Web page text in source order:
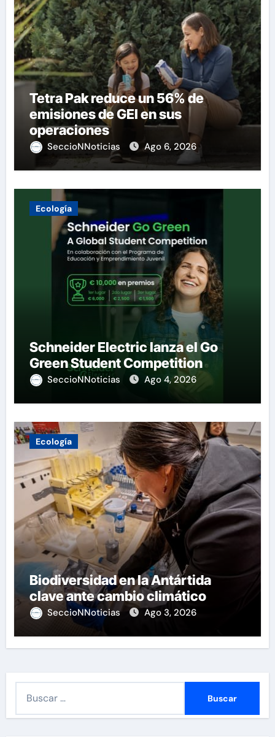
Tetra Pak reduce un 56% de
emisiones de GEI en sus
operaciones
SeccioNNoticias Ago 6, 2026
Ecología
Schneider Electric lanza el Go
Green Student Competition
SeccioNNoticias Ago 4, 2026
Ecología
Biodiversidad en la Antártida
clave ante cambio climático
SeccioNNoticias Ago 3, 2026